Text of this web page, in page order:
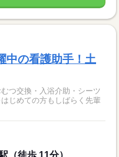
中の看護助手！土
つ交換・入浴介助・シーツ
じめての方もしばらく先輩
（徒歩 11分）